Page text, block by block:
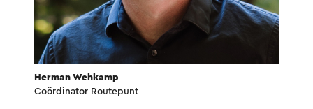
Herman Wehkamp
Coördinator Routepunt